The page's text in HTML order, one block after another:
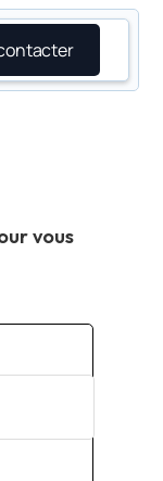
vous